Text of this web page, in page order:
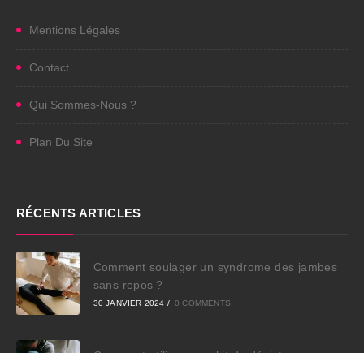
Mentions Légales
Contact
Qui Sommes-Nous ?
Plan Du Site
RÉCENTS ARTICLES
Comment soulager un syndrome des jambes
sans repos ?
30 JANVIER 2024 / 0 COMMENTS